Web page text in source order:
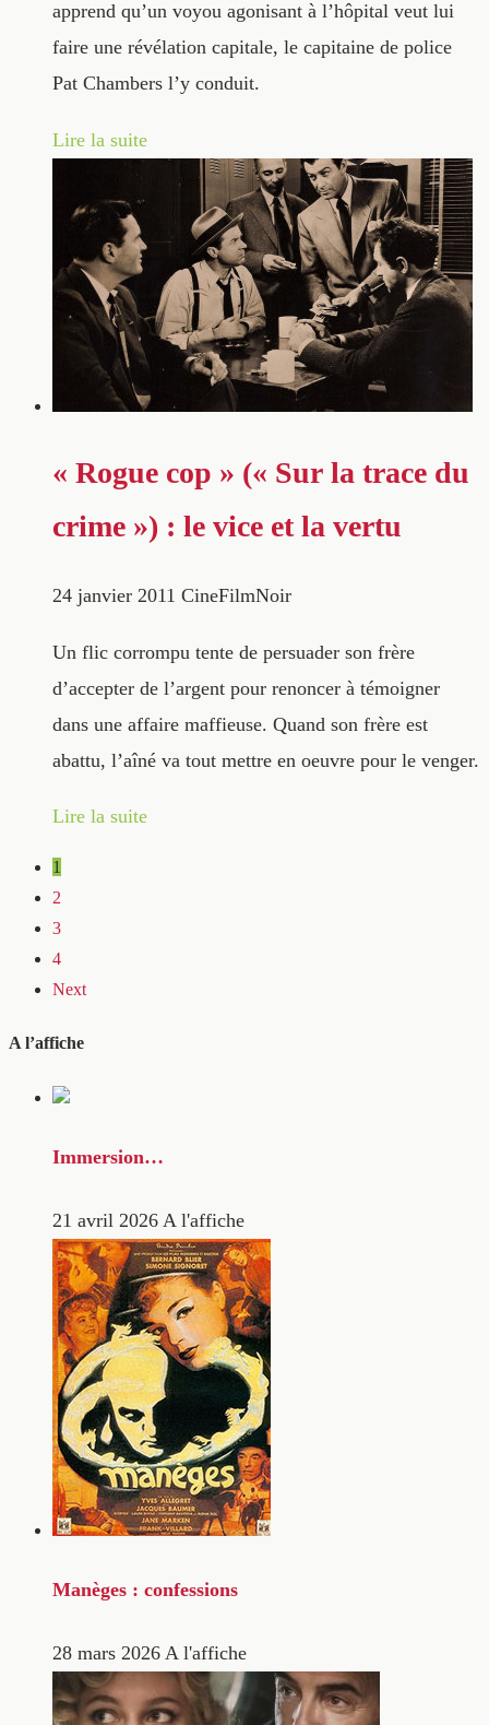
apprend qu’un voyou agonisant à l’hôpital veut lui
faire une révélation capitale, le capitaine de police
Pat Chambers l’y conduit.
Lire la suite
« Rogue cop » (« Sur la trace du
crime ») : le vice et la vertu
24 janvier 2011 CineFilmNoir
Un flic corrompu tente de persuader son frère
d’accepter de l’argent pour renoncer à témoigner
dans une affaire maffieuse. Quand son frère est
abattu, l’aîné va tout mettre en oeuvre pour le venger.
Lire la suite
1
2
3
4
Next
A l’affiche
Immersion…
21 avril 2026 A l'affiche
Manèges : confessions
28 mars 2026 A l'affiche